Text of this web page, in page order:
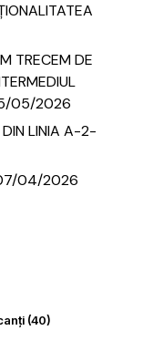
TRECEM DE
05/2026
DIN LINIA A-2-
04/2026
(40)